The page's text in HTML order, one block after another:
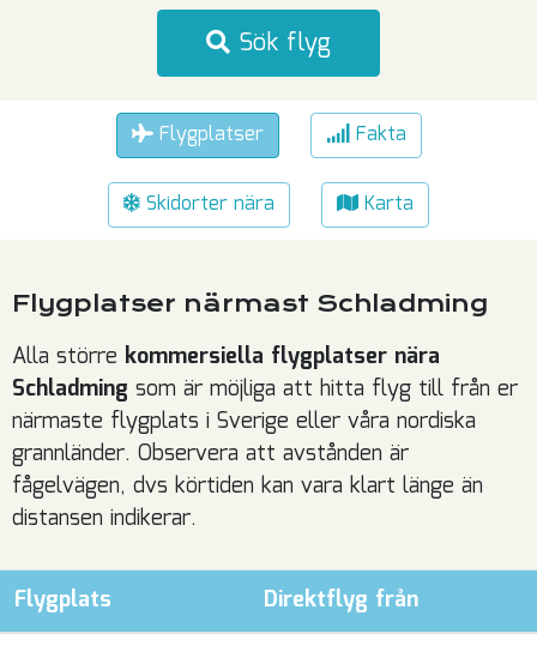
Sök flyg
Flygplatser Fakta
Skidorter nära Karta
Flygplatser närmast Schladming
Alla större kommersiella flygplatser nära
Schladming som är möjliga att hitta flyg till från er
närmaste flygplats i Sverige eller våra nordiska
grannländer. Observera att avstånden är
fågelvägen, dvs körtiden kan vara klart länge än
distansen indikerar.
Flygplats
Direktflyg från